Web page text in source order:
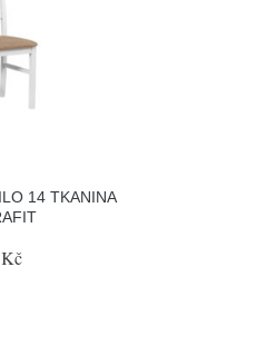
14 TKANINA